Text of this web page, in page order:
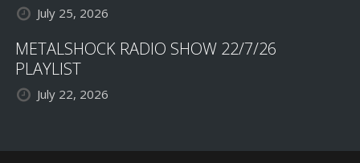
July 25, 2026
METALSHOCK RADIO SHOW 22/7/26
PLAYLIST
July 22, 2026